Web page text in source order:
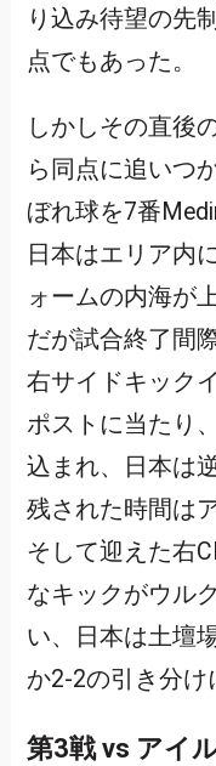
り込み待望の先
点でもあった。
しかしその直後
ら同点に追いつ
ぼれ球を7番
日本はエリア内
ォームの内海が
だが試合終了間
右サイドキック
ポストに当たり
込まれ、日本は
残された時間は
そして迎えた右
なキックがウル
い、日本は土壇
か2-2の引き分け
第3戦 vs アイ